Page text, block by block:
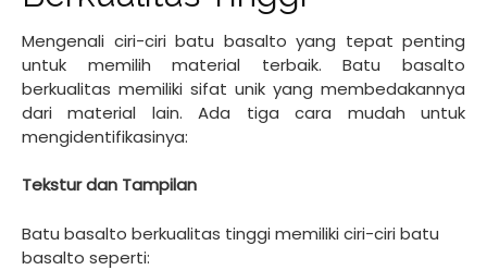
Mengenali ciri-ciri batu basalto yang tepat penting
untuk memilih material terbaik. Batu basalto
berkualitas memiliki sifat unik yang membedakannya
dari material lain. Ada tiga cara mudah untuk
mengidentifikasinya:
Tekstur dan Tampilan
Batu basalto berkualitas tinggi memiliki ciri-ciri batu
basalto seperti: